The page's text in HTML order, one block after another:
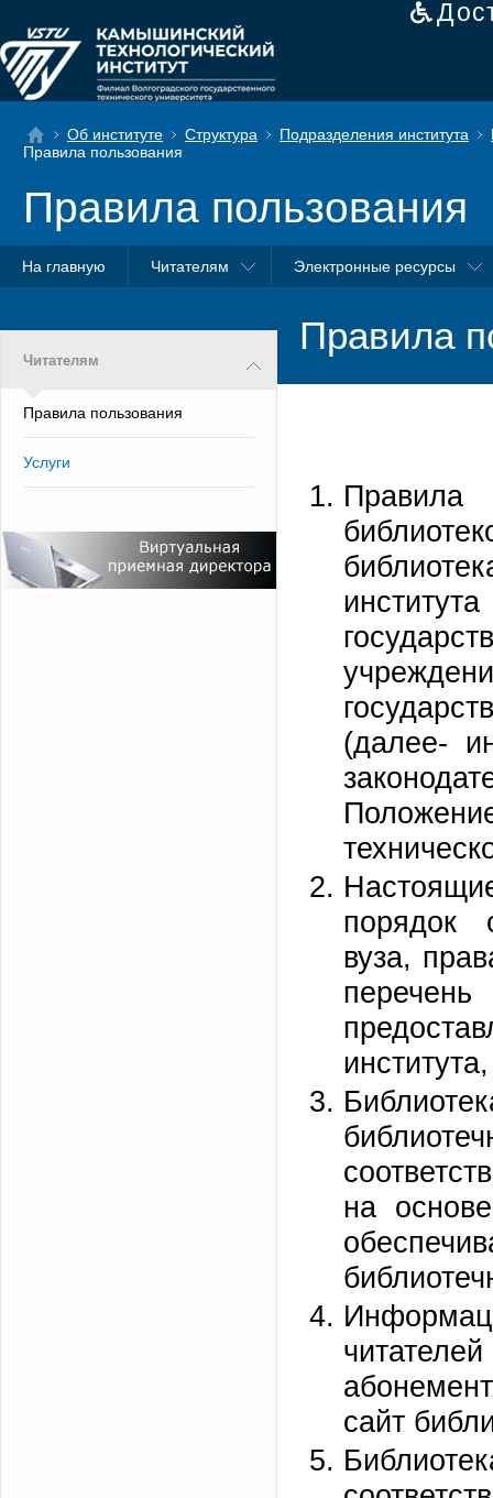
Об институте Структура Подразделения института
Правила пользования
Правила пользования
На главную Читателям Электронные ресурсы
Читателям
Правила пользования
Услуги
Правила
Правила
(далее-
порядок
вуза,
на
сайт